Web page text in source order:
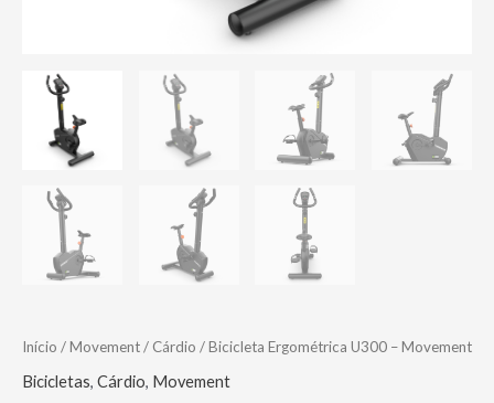
Início /Movement/ Cárdio / Bicicleta Ergométrica U300 – Movement
Bicicletas, Cárdio, Movement